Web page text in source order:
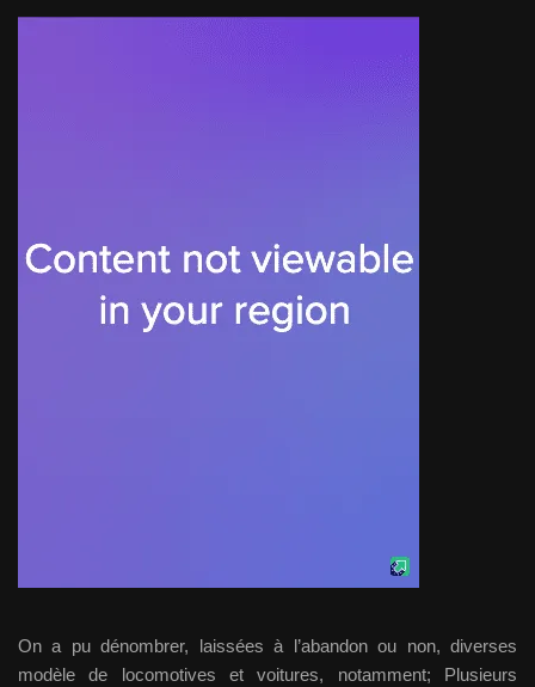
On a pu dénombrer, laissées à l’abandon ou non, diverses
modèle de locomotives et voitures, notamment; Plusieurs